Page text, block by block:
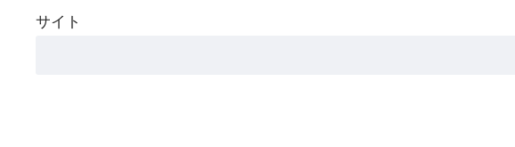
サイト